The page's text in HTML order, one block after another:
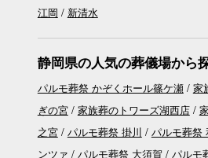
江岡
新清水
静岡県の人気の葬儀場から
パルモ葬祭 かぞくホール篠ケ瀬
家
ぎの宮
家族葬のトワーズ湖西店
之宮
パルモ葬祭 掛川 パルモ葬祭
ンツァ
パルモ葬祭 大須賀 パルモ